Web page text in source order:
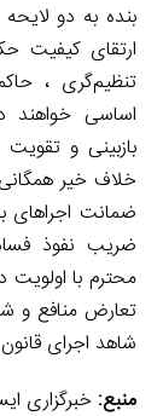
بنده به دو
ارتقای کیفیت
تنظیم‌گری ،
اساسی خواهند
بازبینی و
خلاف خیر
ضمانت اجراهای
ضریب نفوذ
محترم با اولویت
تعارض منافع و
شاهد اجرای
منبع: خبرگزاری